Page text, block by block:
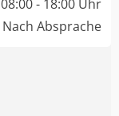
08:00 - 18:00 Uhr
Nach Absprache